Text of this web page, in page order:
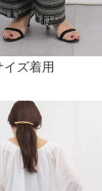
ズ着用